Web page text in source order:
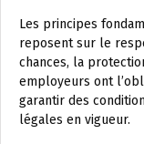
Les principes
reposent sur le
chances, la
employeurs ont
garantir des
légales en vigueur.